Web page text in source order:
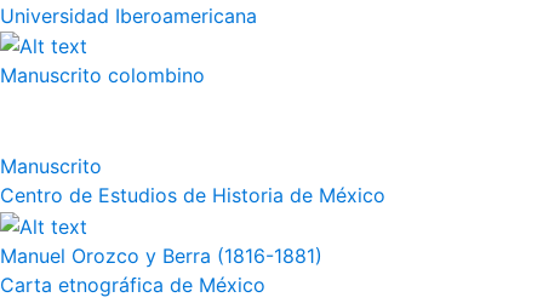
Universidad Iberoamericana
Manuscrito colombino
Manuscrito
Centro de Estudios de Historia de México
Manuel Orozco y Berra (1816-1881)
Carta etnográfica de México